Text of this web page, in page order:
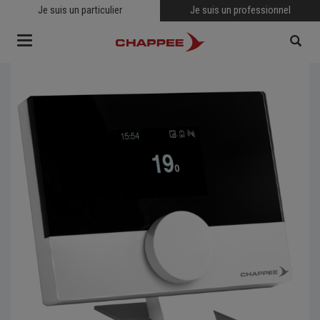
Je suis un particulier Je suis un professionnel
Toggle